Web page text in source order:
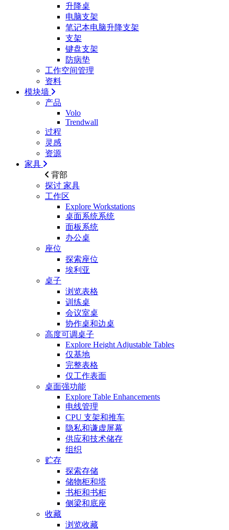
升降桌
电脑支架
笔记本电脑升降支架
支架
键盘支架
防病垫
工作空间管理
资料
模块墙
产品
Volo
Trendwall
过程
灵感
资源
家具
背部
探讨 家具
工作区
Explore Workstations
桌面系统系统
面板系统
办公桌
座位
探索座位
埃利亚
桌子
浏览表格
训练桌
会议室桌
协作桌和边桌
高度可调桌子
Explore Height Adjustable Tables
仅基地
完整表格
仅工作表面
桌面强功能
Explore Table Enhancements
电线管理
CPU 支架和推车
隐私和谦虚屏幕
供应和技术储存
组织
贮存
探索存储
储物柜和塔
书柜和书柜
侧梁和底座
收藏
浏览收藏